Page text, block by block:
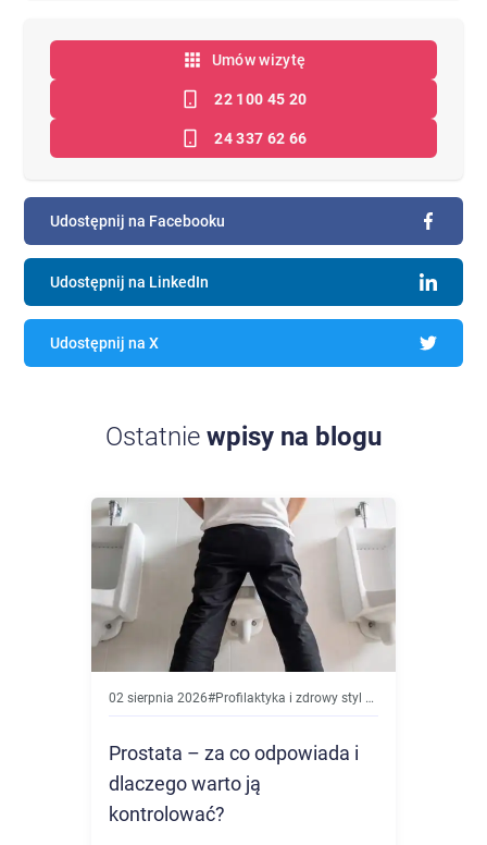
Umów wizytę
22 100 45 20
24 337 62 66
Udostępnij na Facebooku
Udostępnij na LinkedIn
Udostępnij na X
Ostatnie wpisy na blogu
02 sierpnia 2026#Profilaktyka i zdrowy styl życia
Prostata – za co odpowiada i
dlaczego warto ją
kontrolować?